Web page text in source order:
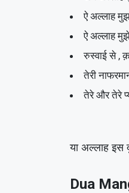
ऐ अल्लाह
ऐ अल्लाह
रुस्वाई से ,
तेरी
या अल्लाह इस
Dua